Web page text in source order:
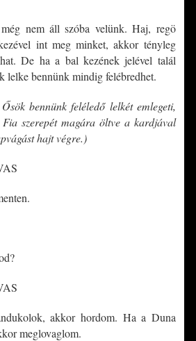
nem áll szóba velünk. Haj, regö
int meg minket, akkor tényleg
De ha a bal kezének jelével talál
lelke bennünk mindig felébredhet.
bennünk feléledő lelkét emlegeti,
szerepét magára öltve a kardjával
hajt végre.)
akkor hordom. Ha a Duna
meglovaglom.